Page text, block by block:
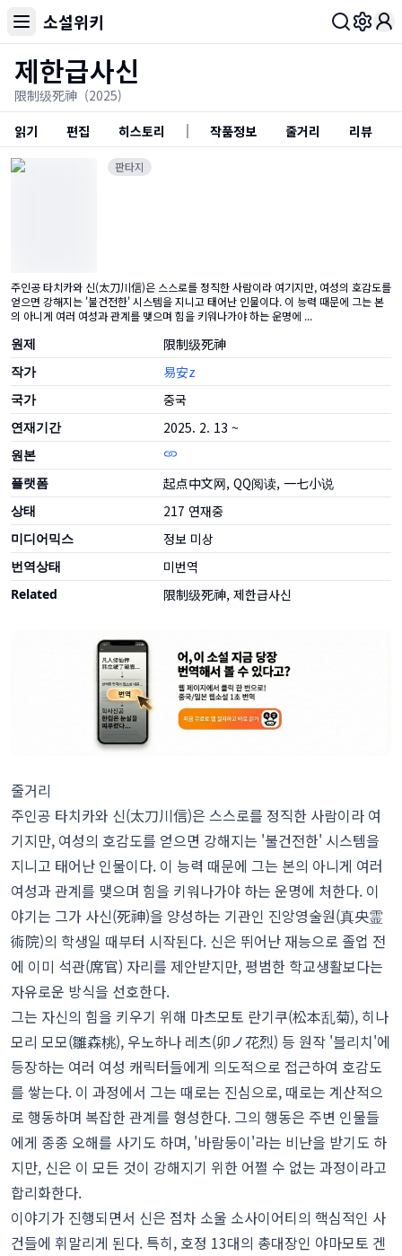
소설위키
제한급사신
限制级死神 (2025)
읽기
편집 히스토리 작품정보 줄거리 리뷰
판타지
주인공 타치카와 신(太刀川信)은 스스로를 정직한 사람이라 여기지만, 여성의 호감도를
얻으면 강해지는 '불건전한' 시스템을 지니고 태어난 인물이다. 이 능력 때문에 그는 본
의 아니게 여러 여성과 관계를 맺으며 힘을 키워나가야 하는 운명에 ...
원제 限制级死神
작가 易安z
국가 중국
연재기간 2025. 2. 13 ~
원본
플랫폼
起点中文网, QQ阅读, 一七小说
상태 217 연재중
미디어믹스 정보 미상
번역상태 미번역
Related 限制级死神, 제한급사신
줄거리
주인공 타치카와 신(太刀川信)은 스스로를 정직한 사람이라 여
기지만, 여성의 호감도를 얻으면 강해지는 '불건전한' 시스템을
지니고 태어난 인물이다. 이 능력 때문에 그는 본의 아니게 여러
여성과 관계를 맺으며 힘을 키워나가야 하는 운명에 처한다. 이
야기는 그가 사신(死神)을 양성하는 기관인 진앙영술원(真央霊
術院)의 학생일 때부터 시작된다. 신은 뛰어난 재능으로 졸업 전
에 이미 석관(席官) 자리를 제안받지만, 평범한 학교생활보다는
자유로운 방식을 선호한다.
그는 자신의 힘을 키우기 위해 마츠모토 란기쿠(松本乱菊), 히나
모리 모모(雛森桃), 우노하나 레츠(卯ノ花烈) 등 원작 '블리치'에
등장하는 여러 여성 캐릭터들에게 의도적으로 접근하여 호감도
를 쌓는다. 이 과정에서 그는 때로는 진심으로, 때로는 계산적으
로 행동하며 복잡한 관계를 형성한다. 그의 행동은 주변 인물들
에게 종종 오해를 사기도 하며, '바람둥이'라는 비난을 받기도 하
지만, 신은 이 모든 것이 강해지기 위한 어쩔 수 없는 과정이라고
합리화한다.
이야기가 진행되면서 신은 점차 소울 소사이어티의 핵심적인 사
건들에 휘말리게 된다. 특히, 호정 13대의 총대장인 야마모토 겐